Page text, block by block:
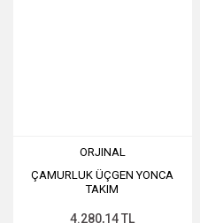
ORJINAL
ÇAMURLUK ÜÇGEN YONCA
TAKIM
4.280,14 TL